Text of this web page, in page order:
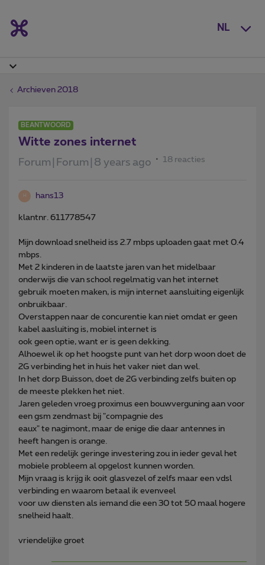
NL
Archieven 2018
BEANTWOORD
Witte zones internet
Forum|Forum|8 years ago 18 reacties
H hans13
klantnr. 611778547
Mijn download snelheid iss 2.7 mbps uploaden gaat met 0.4
mbps.
Met 2 kinderen in de laatste jaren van het midelbaar
onderwijs die van school regelmatig van het internet
gebruik moeten maken, is mijn internet aansluiting eigenlijk
onbruikbaar.
Overstappen naar de concurentie kan niet omdat er geen
kabel aasluiting is, mobiel internet is
ook geen optie, want er is geen dekking.
Alhoewel ik op het hoogste punt van het dorp woon doet de
2G verbinding het in huis het vaker niet dan wel.
In het dorp Buisson, doet de 2G verbinding zelfs buiten op
de meeste plekken het niet.
Jaren geleden vroeg proximus een bouwverguning aan voor
een gsm zendmast bij "compagnie des
eaux" te nagimont, maar de enige die daar antennes in
heeft hangen is orange.
Met een redelijk geringe investering zou in ieder geval het
mobiele probleem al opgelost kunnen worden.
Mijn vraag is krijg ik ooit glasvezel of zelfs maar een vdsl
verbinding en waarom betaal ik evenveel
voor uw diensten als iemand die een 30 tot 50 maal hogere
snelheid haalt.
vriendelijke groet